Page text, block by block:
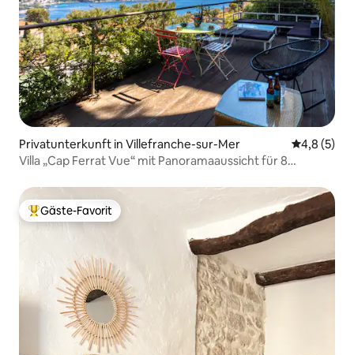
Privatunterkunft in Villefranche-sur-Mer
4,8 (5)
Villa „Cap Ferrat Vue“ mit Panoramaaussicht für 8
Beliebter Gäste-Favorit.
Gäste-Favorit